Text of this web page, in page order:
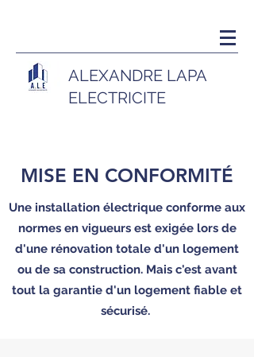
ALEXANDRE LAPA
ELECTRICITE
MISE EN CONFORMITÉ
Une installation électrique conforme aux
normes en vigueurs est exigéelors de
d'une rénovation totale d'un logement
ou de sa construction. Mais c'est avant
tout la garantie d'un logement fiable et
sécurisé.